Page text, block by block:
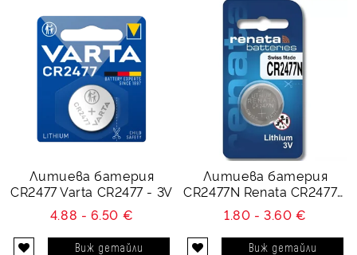
Литиева батерия
CR2477 Varta CR2477 - 3V
4.88 - 6.50 €
Виж детайли
Литиева батерия
CR2477N Renata CR2477N
- 3V
1.80 - 3.60 €
Виж детайли